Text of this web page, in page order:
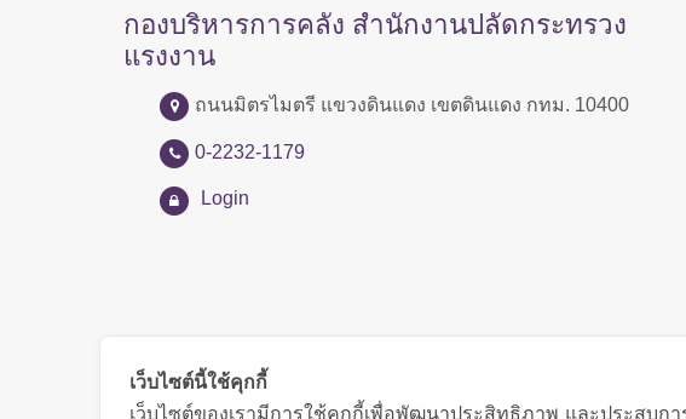
กองบริหารการคลัง สำนักงานปลัดกระทรวง
แรงงาน
ถนนมิตรไมตรี แขวงดินแดง เขตดินแดง กทม. 10400
0-2232-1179
Login
เว็บไซต์นี้ใช้คุกกี้
เว็บไซต์ของเรามีการใช้คุกกี้เพื่อพัฒนาประสิทธิภาพ และประสบ